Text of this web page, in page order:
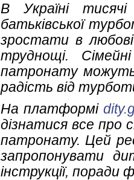
В Україні
батьківської
зростати в
труднощі.
патронату
радість від
На платформі
дізнатися все про
патронату. Цей
запропонувати
інструкції, поради